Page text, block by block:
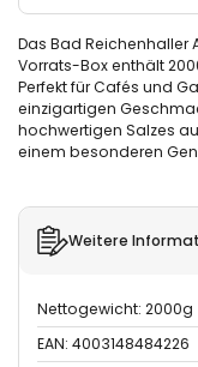
Das Bad Reichenhaller
Vorrats-Box enthält
Perfekt für Cafés und
einzigartigen
hochwertigen Salzes
einem besonderen
Weitere
Nettogewicht: 2000g
EAN: 4003148484226